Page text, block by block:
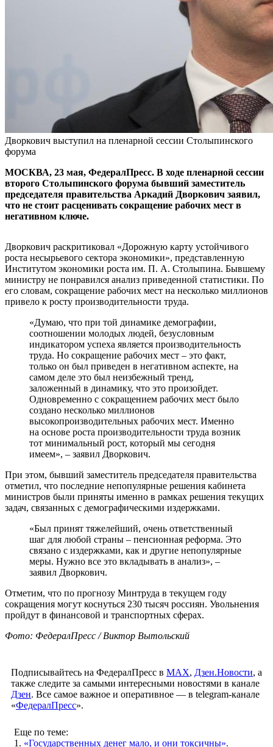
Дворкович выступил на пленарной сессии Столыпинского
форума
МОСКВА, 23 мая, ФедералПресс. В ходе пленарной сессии
второго Столыпинского форума бывший заместитель
председателя правительства Аркадий Дворкович заявил,
что не стоит расценивать сокращение рабочих мест в
негативном ключе.
Дворкович раскритиковал «Дорожную карту устойчивого
роста несырьевого сектора экономики», представленную
Институтом экономики роста им. П. А. Столыпина. Бывшему
министру не понравился анализ приведенной статистики. По
его словам, сокращение рабочих мест на несколько миллионов
привело к росту производительности труда.
«Думаю, что при той динамике демографии,
соотношении молодых людей, безусловным
индикатором успеха является производительность
труда. Но сокращение рабочих мест – это факт,
только он был приведен в негативном аспекте, на
самом деле это был неизбежный тренд,
заложенный в динамику, что это произойдет.
Одновременно с сокращением рабочих мест было
создано несколько миллионов
высокопроизводительных рабочих мест. Именно
на основе роста производительности труда возник
тот минимальный рост, который мы сегодня
имеем», – заявил Дворкович.
При этом, бывший заместитель председателя правительства
отметил, что последние непопулярные решения кабинета
министров были приняты именно в рамках решения текущих
задач, связанных с демографическими издержками.
«Был принят тяжелейший, очень ответственный
шаг для любой страны – пенсионная реформа. Это
связано с издержками, как и другие непопулярные
меры. Нужно все это вкладывать в анализ», –
заявил Дворкович.
Отметим, что по прогнозу Минтруда в текущем году
сокращения могут коснуться 230 тысяч россиян. Увольнения
пройдут в финансовой и транспортных сферах.
Фото: ФедералПресс / Виктор Вытольский
Подписывайтесь на ФедералПресс в МАХ, Дзен.Новости, а
также следите за самыми интересными новостями в канале
Дзен. Все самое важное и оперативное — в telegram-канале
«ФедералПресс».
Еще по теме:
1. «Государственных денег мало, и они токсичны».